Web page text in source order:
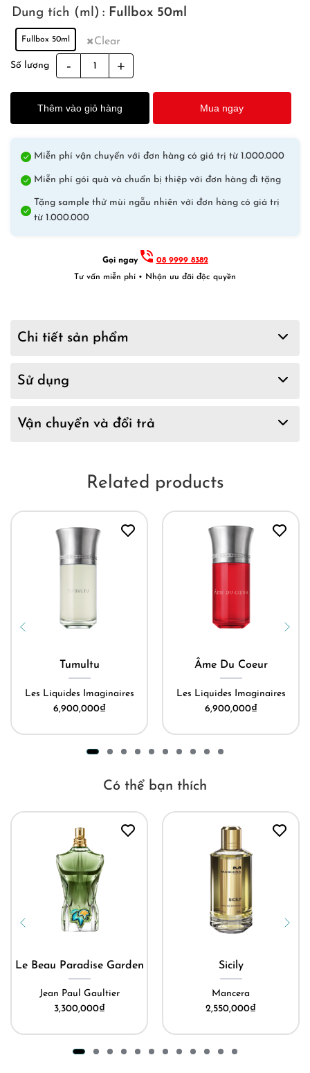
Dung tích (ml) : Fullbox 50ml
Fullbox 50ml Clear
Số lượng
Forest
Elixir
quantity
Thêm vào giỏ hàng Mua ngay
Miễn phí vận chuyển với đơn hàng có giá trị từ 1.000.000
Miễn phí gói quà và chuẩn bị thiệp với đơn hàng đi tặng
Tặng sample thử mùi ngẫu nhiên với đơn hàng có giá trị
từ 1.000.000
Gọi ngay
08 9999 8382
Tư vấn miễn phí • Nhận ưu đãi độc quyền
Chi tiết sản phẩm
Sử dụng
Vận chuyển và đổi trả
Related products
Tumultu
Les Liquides Imaginaires
6,900,000₫
Âme Du Coeur
Les Liquides Imaginaires
6,900,000₫
Có thể bạn thích
Le Beau Paradise Garden
Jean Paul Gaultier
3,300,000₫
Sicily
Mancera
2,550,000₫